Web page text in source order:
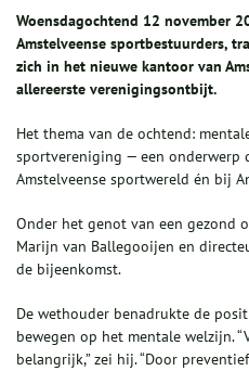
Woensdagochtend 12 november
Amstelveense sportbestuurders,
zich in het nieuwe kantoor van
allereerste verenigingsontbijt.
Het thema van de ochtend:
sportvereniging — een onderwerp
Amstelveense sportwereld én bij
Onder het genot van een gezond
Marijn van Ballegooijen en
de bijeenkomst.
De wethouder benadrukte de
bewegen op het mentale welzijn.
belangrijk,” zei hij. “Door